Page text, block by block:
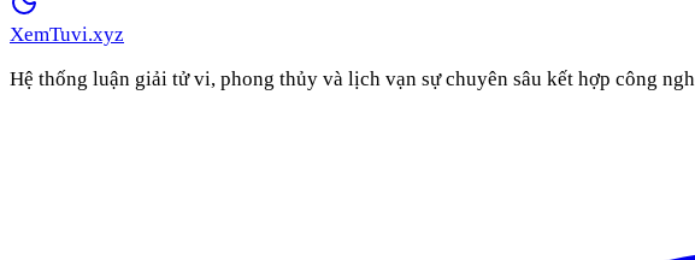
XemTuvi.xyz
Hệ thống luận giải tử vi, phong thủy và lịch vạn sự chuyên sâu kết hợp công